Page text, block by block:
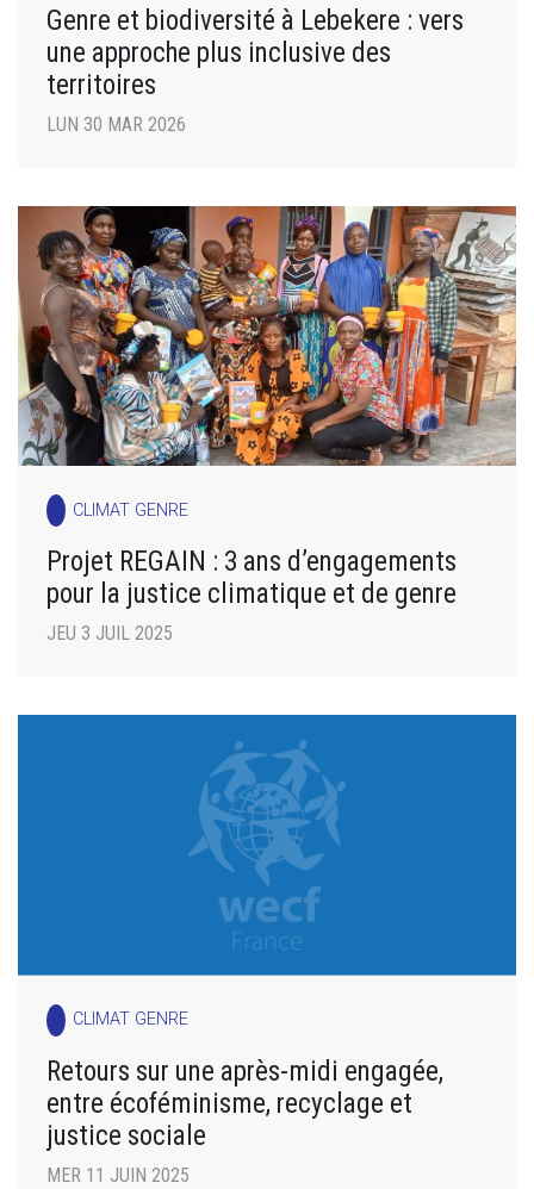
Genre et biodiversité à Lebekere : vers
une approche plus inclusive des
territoires
LUN 30 MAR 2026
CLIMAT GENRE
Projet REGAIN : 3 ans d’engagements
pour la justice climatique et de genre
JEU 3 JUIL 2025
CLIMAT GENRE
Retours sur une après-midi engagée,
entre écoféminisme, recyclage et
justice sociale
MER 11 JUIN 2025